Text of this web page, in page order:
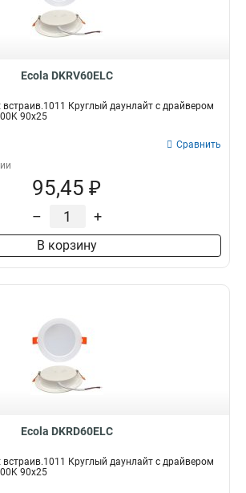
Ecola DKRV60ELC
встраив.1011 Круглый даунлайт с драйвером
90x25
Сравнить
95,45 ₽
– +
В корзину
Ecola DKRD60ELC
встраив.1011 Круглый даунлайт с драйвером
90x25